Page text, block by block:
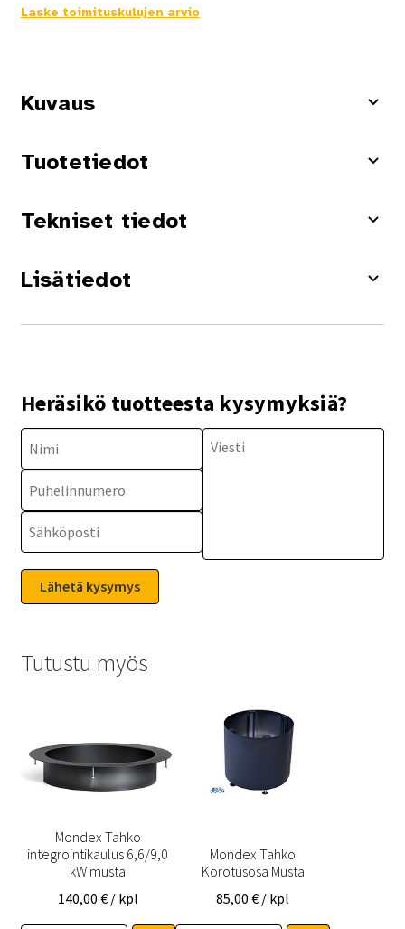
Laske toimituskulujen arvio
Kuvaus
Tuotetiedot
Tekniset tiedot
Lisätiedot
Heräsikö tuotteesta kysymyksiä?
Tutustu myös
Mondex Tahko
integrointikaulus 6,6/9,0
kW musta
140,00 € / kpl
Mondex Tahko
Korotusosa Musta
85,00€ / kpl